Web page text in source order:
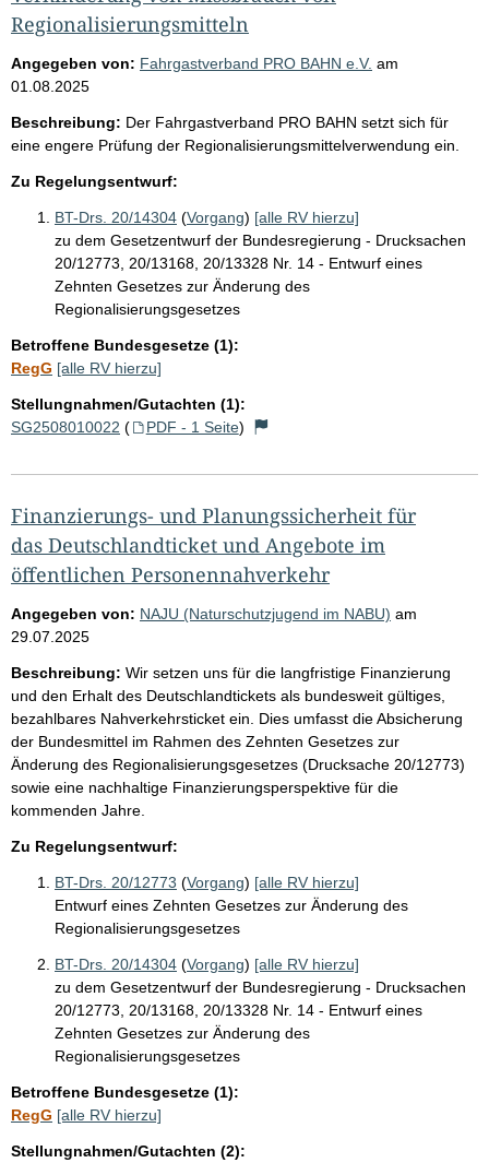
Regionalisierungsmitteln
Angegeben von: Fahrgastverband PRO BAHN e.V. am
01.08.2025
Beschreibung: Der Fahrgastverband PRO BAHN setzt sich für
eine engere Prüfung der Regionalisierungsmittelverwendung ein.
Zu Regelungsentwurf:
BT-Drs. 20/14304 (Vorgang) [alle RV hierzu]
zu dem Gesetzentwurf der Bundesregierung - Drucksachen
20/12773, 20/13168, 20/13328 Nr. 14 - Entwurf eines
Zehnten Gesetzes zur Änderung des
Regionalisierungsgesetzes
Betroffene Bundesgesetze (1):
RegG [alle RV hierzu]
Stellungnahmen/Gutachten (1):
SG2508010022 ( PDF - 1 Seite)
Finanzierungs- und Planungssicherheit für
das Deutschlandticket und Angebote im
öffentlichen Personennahverkehr
Angegeben von: NAJU (Naturschutzjugend im NABU) am
29.07.2025
Beschreibung: Wir setzen uns für die langfristige Finanzierung
und den Erhalt des Deutschlandtickets als bundesweit gültiges,
bezahlbares Nahverkehrsticket ein. Dies umfasst die Absicherung
der Bundesmittel im Rahmen des Zehnten Gesetzes zur
Änderung des Regionalisierungsgesetzes (Drucksache 20/12773)
sowie eine nachhaltige Finanzierungsperspektive für die
kommenden Jahre.
Zu Regelungsentwurf:
BT-Drs. 20/12773 (Vorgang) [alle RV hierzu]
Entwurf eines Zehnten Gesetzes zur Änderung des
Regionalisierungsgesetzes
BT-Drs. 20/14304 (Vorgang) [alle RV hierzu]
zu dem Gesetzentwurf der Bundesregierung - Drucksachen
20/12773, 20/13168, 20/13328 Nr. 14 - Entwurf eines
Zehnten Gesetzes zur Änderung des
Regionalisierungsgesetzes
Betroffene Bundesgesetze (1):
RegG [alle RV hierzu]
Stellungnahmen/Gutachten (2):